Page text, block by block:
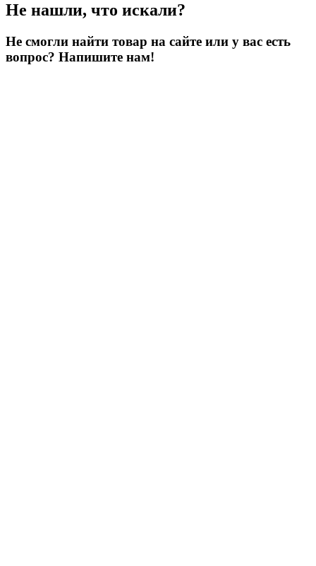
Не нашли, что искали?
Не смогли найти товар на сайте или у вас есть
вопрос? Напишите нам!